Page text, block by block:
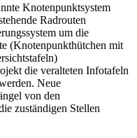
Knotenpunktsystem
Radrouten
um die
(Knotenpunkthütchen mit
die veralteten Infotafeln
Neue
von den
zuständigen Stellen